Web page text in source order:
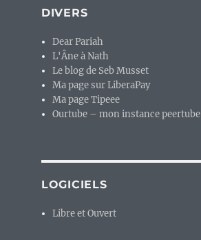
DIVERS
Dear Pariah
L'Âne à Nath
Le blog de Seb Musset
Ma page sur LiberaPay
Ma page Tipeee
Ourtube – mon instance peertube
LOGICIELS
Libre et Ouvert